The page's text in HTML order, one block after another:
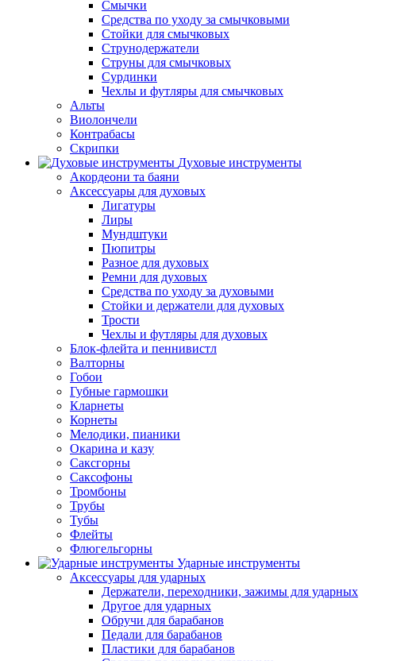
Смычки
Средства по уходу за смычковыми
Стойки для смычковых
Струнодержатели
Струны для смычковых
Сурдинки
Чехлы и футляры для смычковых
Альты
Виолончели
Контрабасы
Скрипки
Духовые инструменты
Акордеони та баяни
Аксессуары для духовых
Лигатуры
Лиры
Мундштуки
Пюпитры
Разное для духовых
Ремни для духовых
Средства по уходу за духовыми
Стойки и держатели для духовых
Трости
Чехлы и футляры для духовых
Блок-флейта и пеннивистл
Валторны
Гобои
Губные гармошки
Кларнеты
Корнеты
Мелодики, пианики
Окарина и казу
Саксгорны
Саксофоны
Тромбоны
Трубы
Тубы
Флейты
Флюгельгорны
Ударные инструменты
Аксессуары для ударных
Держатели, переходники, зажимы для ударных
Другое для ударных
Обручи для барабанов
Педали для барабанов
Пластики для барабанов